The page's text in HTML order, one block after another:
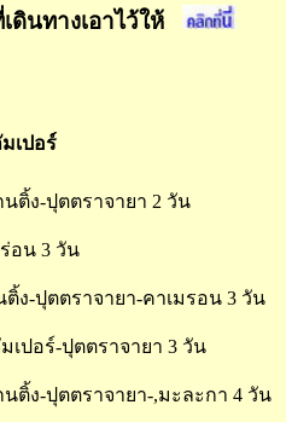
ดินทางเอาไว้ให้
เปอร์
นติ้ง-ปุตตราจายา 2 วัน
อน 3 วัน
ติ้ง-ปุตตราจายา-คาเมรอน 3 วัน
เปอร์-ปุตตราจายา 3 วัน
นติ้ง-ปุตตราจายา-,มะละกา 4 วัน